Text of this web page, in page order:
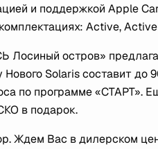
и поддержкой Apple
Active,
Лосиный остров»
Нового Solaris составит
по программе «СТАРТ».
в подарок.
Ждем Вас в